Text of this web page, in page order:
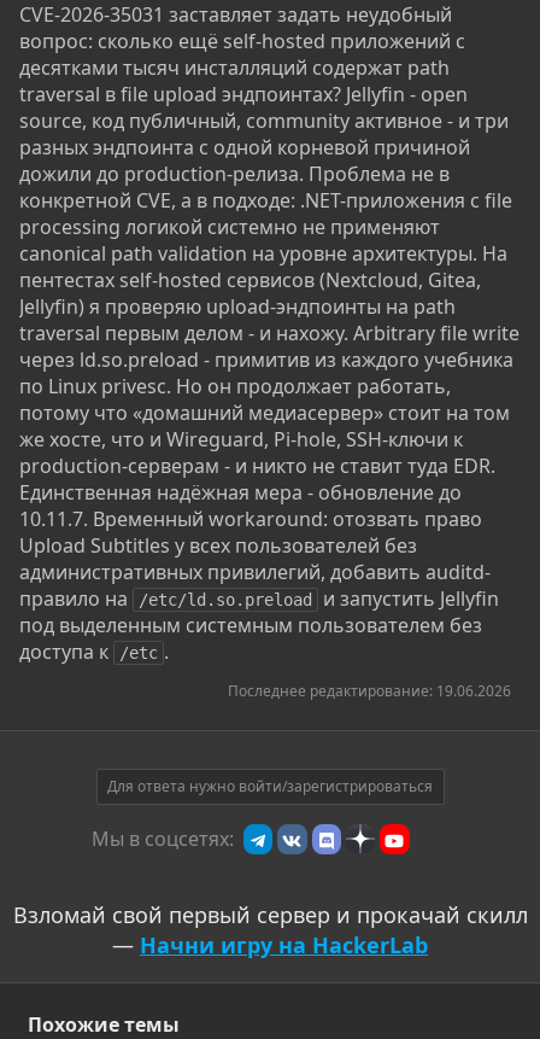
CVE-2026-35031 заставляет задать неудобный
вопрос: сколько ещё self-hosted приложений с
десятками тысяч инсталляций содержат path
traversal в file upload эндпоинтах? Jellyfin - open
source, код публичный, community активное - и три
разных эндпоинта с одной корневой причиной
дожили до production-релиза. Проблема не в
конкретной CVE, а в подходе: .NET-приложения с file
processing логикой системно не применяют
canonical path validation на уровне архитектуры. На
пентестах self-hosted сервисов (Nextcloud, Gitea,
Jellyfin) я проверяю upload-эндпоинты на path
traversal первым делом - и нахожу. Arbitrary file write
через ld.so.preload - примитив из каждого учебника
по Linux privesc. Но он продолжает работать,
потому что «домашний медиасервер» стоит на том
же хосте, что и Wireguard, Pi-hole, SSH-ключи к
production-серверам - и никто не ставит туда EDR.
Единственная надёжная мера - обновление до
10.11.7. Временный workaround: отозвать право
Upload Subtitles у всех пользователей без
административных привилегий, добавить auditd-
правило на
/etc/ld.so.preload
и запустить Jellyfin
под выделенным системным пользователем без
доступа к
/etc .
Последнее редактирование: 19.06.2026
Для ответа нужно войти/зарегистрироваться
Мы в соцсетях:
Взломай свой первый сервер и прокачай скилл
— Начни игру на HackerLab
Похожие темы